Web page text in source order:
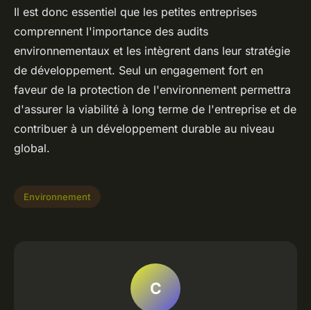
Il est donc essentiel que les petites entreprises
comprennent l'importance des audits
environnementaux et les intègrent dans leur stratégie
de développement. Seul un engagement fort en
faveur de la protection de l'environnement permettra
d'assurer la viabilité à long terme de l'entreprise et de
contribuer à un développement durable au niveau
global.
Environnement
C